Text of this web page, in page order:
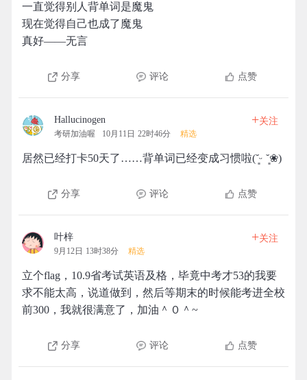
一直觉得别人背单词是魔鬼
现在觉得自己也成了魔鬼
真好——无言
分享 评论 点赞
Hallucinogen
考研加油喔 10月11日 22时46分 精选
+关注
居然已经打卡50天了……背单词已经变成习惯啦(˘͈ᵕ ˘͈❀)
分享 评论 点赞
叶梓
9月12日 13时38分 精选
+关注
立个flag，10.9省考试英语及格，毕竟中考才53的我要
求不能太高，说道做到，然后等期末的时候能考进全校
前300，我就很满意了，加油＾０＾~
分享 评论 点赞